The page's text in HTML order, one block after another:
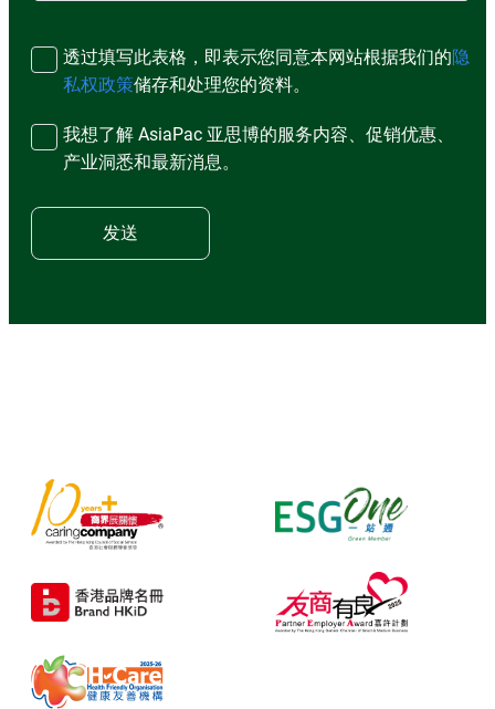
透过填写此表格，即表示您同意本网站根据我们的隐
私权政策储存和处理您的资料。
我想了解 AsiaPac 亚思博的服务内容、促销优惠、
产业洞悉和最新消息。
发送